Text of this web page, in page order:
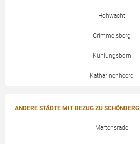
Hohwacht
Grimmelsberg
Kühlungsborn
Katharinenheerd
ANDERE STÄDTE MIT BEZUG ZU SCHÖNBERG
Martensrade